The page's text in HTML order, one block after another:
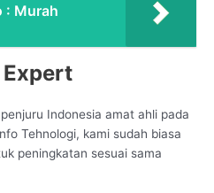
: Murah
Indonesia amat ahli pada
Tehnologi, kami sudah biasa
peningkatan sesuai sama